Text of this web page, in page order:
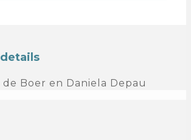
de Boer en Daniela Depau